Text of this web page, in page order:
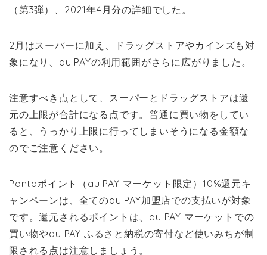
（第3弾）、2021年4月分の詳細でした。
2月はスーパーに加え、ドラッグストアやカインズも対
象になり、au PAYの利用範囲がさらに広がりました。
注意すべき点として、スーパーとドラッグストアは還
元の上限が合計になる点です。普通に買い物をしてい
ると、うっかり上限に行ってしまいそうになる金額な
のでご注意ください。
Pontaポイント（au PAY マーケット限定）10%還元キ
ャンペーンは、全てのau PAY加盟店での支払いが対象
です。還元されるポイントは、au PAY マーケットでの
買い物やau PAY ふるさと納税の寄付など使いみちが制
限される点は注意しましょう。